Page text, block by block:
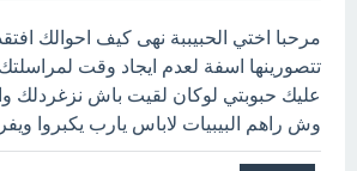
مرحبا اختي الحبيببة نهى كيف احوالك
تتصورينها اسفة لعدم ايجاد وقت
عليك حبوبتي لوكان لقيت باش نزغردلك
وش راهم البيبيات لاباس يارب يكبروا